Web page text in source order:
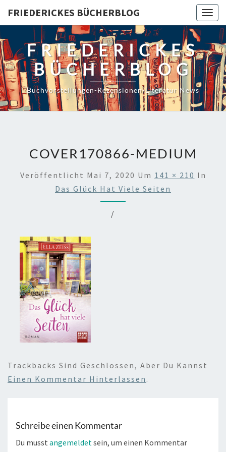
content
FRIEDERICKES BÜCHERBLOG
FRIEDERICKES
BÜCHERBLOG
Buchvorstellungen-Rezensionen-Literatur News
COVER170866-MEDIUM
Veröffentlicht Mai 7, 2020 Um 141 × 210 In
Das Glück Hat Viele Seiten
/
Trackbacks Sind Geschlossen, Aber Du Kannst
Einen Kommentar Hinterlassen .
Schreibe einen Kommentar
Du musst angemeldetsein, um einen Kommentar